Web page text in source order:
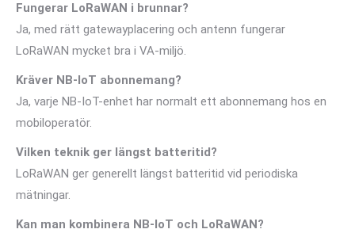
Fungerar LoRaWAN i brunnar?
Ja, med rätt gatewayplacering och antenn fungerar
LoRaWAN mycket bra i VA-miljö.
Kräver NB-IoT abonnemang?
Ja, varje NB-IoT-enhet har normalt ett abonnemang hos en
mobiloperatör.
Vilken teknik ger längst batteritid?
LoRaWAN ger generellt längst batteritid vid periodiska
mätningar.
Kan man kombinera NB-IoT och LoRaWAN?